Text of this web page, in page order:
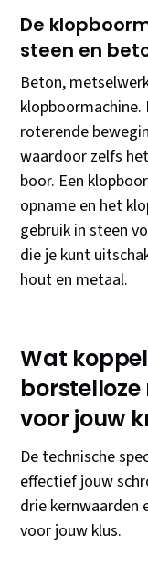
De
steen en
Beton,
roterende
waardoor zelfs
boor. Een
opname en het
gebruik in steen
die je kunt
hout en metaal.
Wat
voor jouw
De technische
effectief jouw
drie kernwaarden
voor jouw klus.